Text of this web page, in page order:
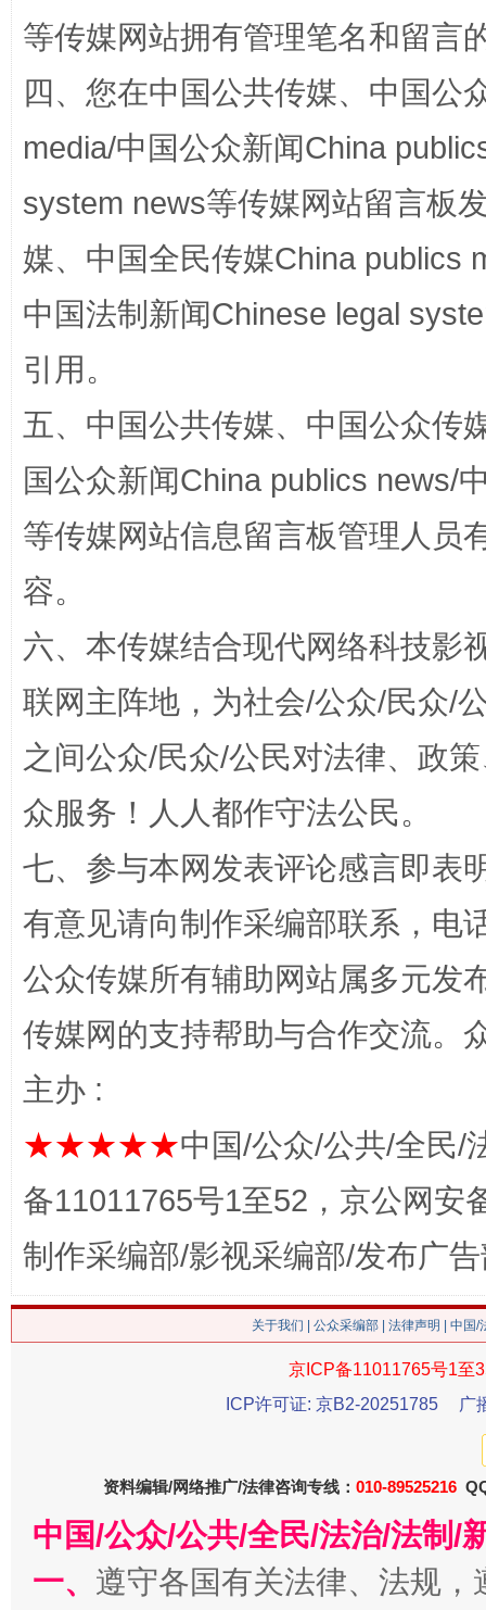
漫山遍野的桃花与雪山、麦地、白藏房 除
网上购药对药下症？
等传媒网站拥有管理笔名和留言
四、您在中国公共传媒、中国公
media/中国公众新闻China
system news等传媒网站留言板
媒、中国全民传媒China publics
中国法制新闻Chinese legal
引用。
五、中国公共传媒、中国公众传
国公众新闻China publics news/
等传媒网站信息留言板管理人员
容。
六、本传媒结合现代网络科技影
联网主阵地，为社会/公众/民众/
之间公众/民众/公民对法律、政
众服务！人人都作守法公民。
七、参与本网发表评论感言即表
有意见请向制作采编部联系，电
公众传媒所有辅助网站属多元发
传媒网的支持帮助与合作交流。
主办 :
★★★★★中国/公众/公共/全民/
备11011765号1至52，京公网安
制作采编部/影视采编部/发布广
关于我们 公众采编部 法律声明 | 中国
京ICP备11011765号1至
ICP许可证: 京B2-20251785
广
资料编辑/网络推广/法律咨询专线： 010-89525216
中国/公众/公共/全民/法治/法制/
一、 遵守各国有关法律、法规